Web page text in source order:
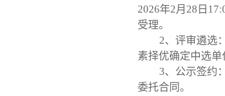
2026年2月28日
受理。
2、评审遴选
素择优确定中选单
3、公示签约
委托合同。